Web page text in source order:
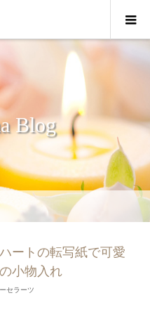
Blog
ートの転写紙で可愛
小物入れ
セラーツ